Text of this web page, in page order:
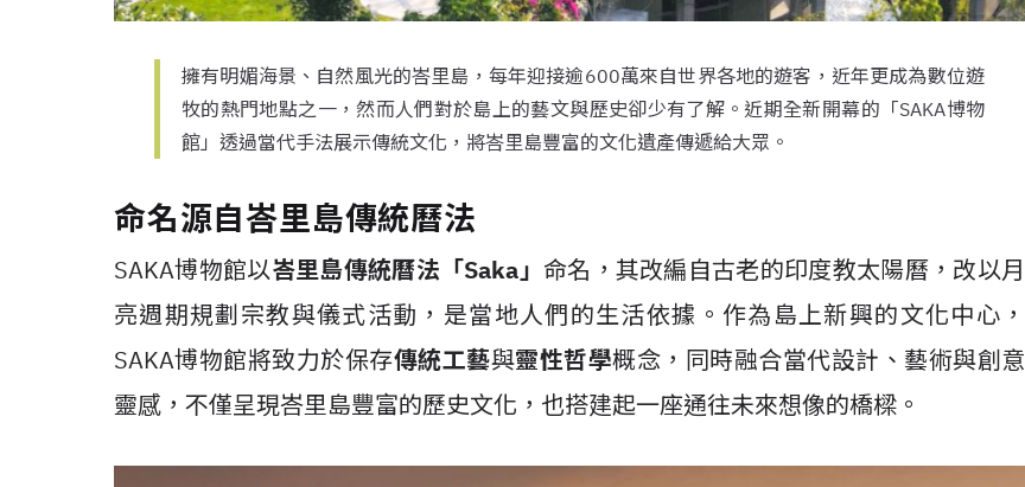
擁有明媚海景、自然風光的峇里島，每年迎接逾600萬來自世界各地的遊客，近年更成為數位遊
牧的熱門地點之一，然而人們對於島上的藝文與歷史卻少有了解。近期全新開幕的「SAKA博物
館」透過當代手法展示傳統文化，將峇里島豐富的文化遺產傳遞給大眾。
命名源自峇里島傳統曆法
SAKA博物館以峇里島傳統曆法「Saka」 命名，其改編自古老的印度教太陽曆，改以月
亮週期規劃宗教與儀式活動，是當地人們的生活依據。作為島上新興的文化中心，
SAKA博物館將致力於保存傳統工藝與靈性哲學概念，同時融合當代設計、藝術與創意
靈感，不僅呈現峇里島豐富的歷史文化，也搭建起一座通往未來想像的橋樑。